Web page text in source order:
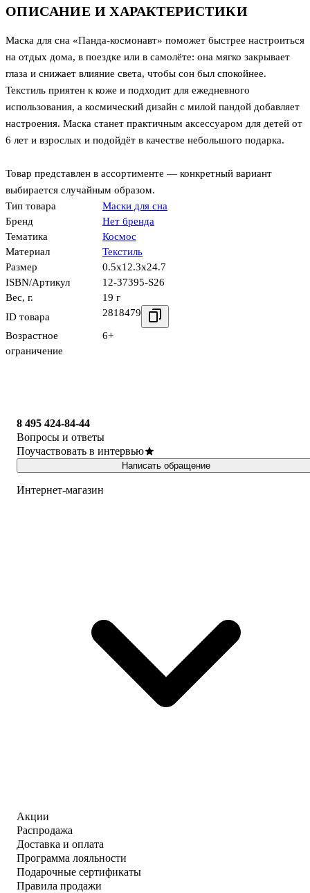
ОПИСАНИЕ И ХАРАКТЕРИСТИКИ
Маска для сна «Панда-космонавт» поможет быстрее настроиться
на отдых дома, в поездке или в самолёте: она мягко закрывает
глаза и снижает влияние света, чтобы сон был спокойнее.
Текстиль приятен к коже и подходит для ежедневного
использования, а космический дизайн с милой пандой добавляет
настроения. Маска станет практичным аксессуаром для детей от
6 лет и взрослых и подойдёт в качестве небольшого подарка.
Товар представлен в ассортименте — конкретный вариант
выбирается случайным образом.
Тип товара
Маски для сна
Бренд
Нет бренда
Тематика
Космос
Материал
Текстиль
Размер
0.5x12.3x24.7
ISBN/Артикул
12-37395-S26
Вес, г.
19 г
ID товара
2818479
Возрастное
ограничение
6+
8 495 424-84-44
Вопросы и ответы
Поучаствовать в интервью
Написать обращение
Интернет-магазин
Акции
Распродажа
Доставка и оплата
Программа лояльности
Подарочные сертификаты
Правила продажи